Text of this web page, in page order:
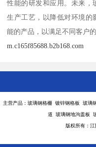
性能的研发和应用。未来，
生产工艺，以降低对环境的
能的产品，以满足不同客户的
m.c165f85688.b2b168.com
主营产品：玻璃钢格栅 镀锌钢格板 玻
道 玻璃钢地沟盖板
版权所有：江